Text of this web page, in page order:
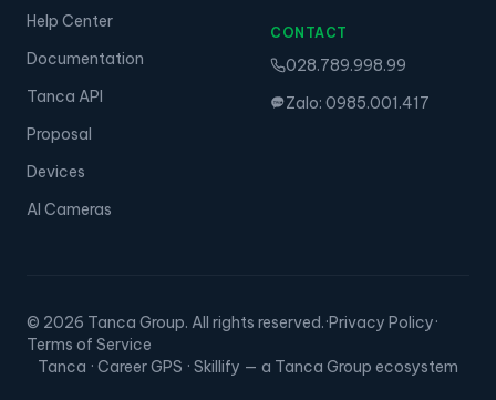
Help Center
Documentation
Tanca API
Proposal
Devices
AI Cameras
CONTACT
028.789.998.99
Zalo: 0985.001.417
© 2026 Tanca Group. All rights reserved.·Privacy Policy·
Terms of Service
Tanca · Career GPS · Skillify — a Tanca Group ecosystem